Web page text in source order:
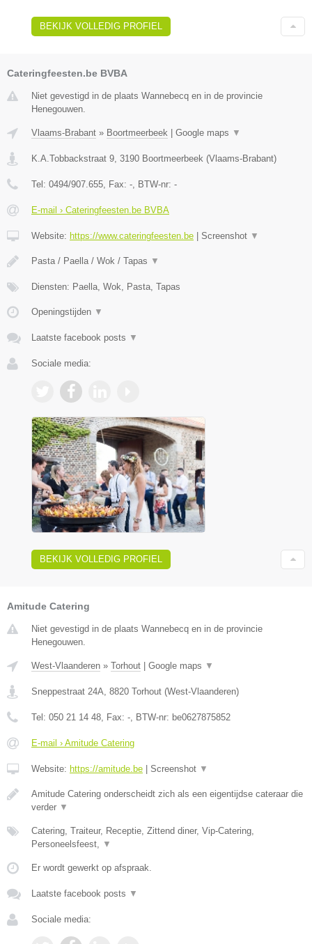
BEKIJK VOLLEDIG PROFIEL
Cateringfeesten.be BVBA
Niet gevestigd in de plaats Wannebecq en in de provincie
Henegouwen.
Vlaams-Brabant » Boortmeerbeek Google maps ▼
K.A.Tobbackstraat 9 3190 Boortmeerbeek (Vlaams-Brabant)
Tel: 0494/907.655 , Fax: - , BTW-nr: -
E-mail › Cateringfeesten.be BVBA
Website: https://www.cateringfeesten.be Screenshot ▼
Pasta / Paella / Wok / Tapas ▼
Diensten: Paella, Wok, Pasta, Tapas
Openingstijden ▼
Laatste facebook posts ▼
Sociale media:
BEKIJK VOLLEDIG PROFIEL
Amitude Catering
Niet gevestigd in de plaats Wannebecq en in de provincie
Henegouwen.
West-Vlaanderen » Torhout | Google maps ▼
Sneppestraat 24A 8820 Torhout (West-Vlaanderen)
Tel: 050 21 14 48 , Fax: - , BTW-nr: be0627875852
E-mail › Amitude Catering
Website: https://amitude.be | Screenshot ▼
Amitude Catering onderscheidt zich als een eigentijdse cateraar die
verder ▼
Catering, Traiteur, Receptie, Zittend diner, Vip-Catering,
Personeelsfeest,
▼
Er wordt gewerkt op afspraak.
Laatste facebook posts ▼
Sociale media: